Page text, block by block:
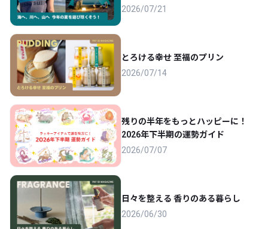
2026/07/21
とろける幸せ 至福のプリン
2026/07/14
残りの半年をもっとハッピーに！
2026年下半期の運勢ガイド
2026/07/07
日々を整える 香りのある暮らし
2026/06/30